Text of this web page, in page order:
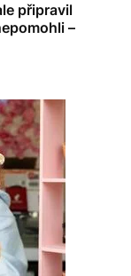
připravil
–